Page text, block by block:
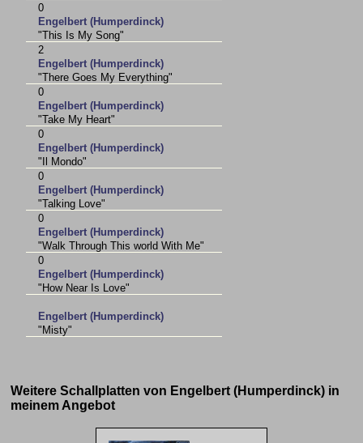
0
Engelbert (Humperdinck)
"This Is My Song"
2
Engelbert (Humperdinck)
"There Goes My Everything"
0
Engelbert (Humperdinck)
"Take My Heart"
0
Engelbert (Humperdinck)
"Il Mondo"
0
Engelbert (Humperdinck)
"Talking Love"
0
Engelbert (Humperdinck)
"Walk Through This world With Me"
0
Engelbert (Humperdinck)
"How Near Is Love"
Engelbert (Humperdinck)
"Misty"
Weitere Schallplatten von Engelbert (Humperdinck) in
meinem Angebot